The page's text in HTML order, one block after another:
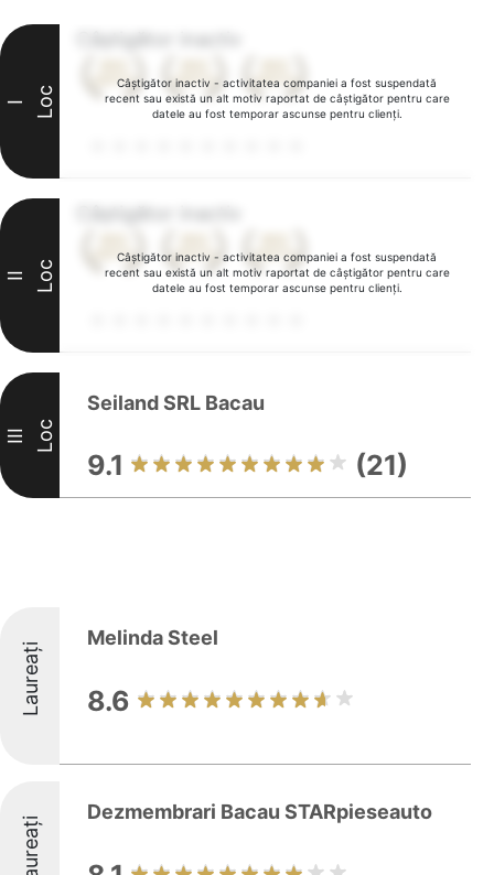
Câștigător inactiv - activitatea companiei a fost suspendată
recent sau există un alt motiv raportat de câștigător pentru care
datele au fost temporar ascunse pentru clienți.
I Loc
Câștigător inactiv - activitatea companiei a fost suspendată
recent sau există un alt motiv raportat de câștigător pentru care
datele au fost temporar ascunse pentru clienți.
II Loc
III Loc
Seiland SRL Bacau
9.1 (21)
Laureați
Melinda Steel
8.6
Laureați
Dezmembrari Bacau STARpieseauto